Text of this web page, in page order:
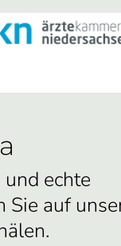
echte
Sie auf